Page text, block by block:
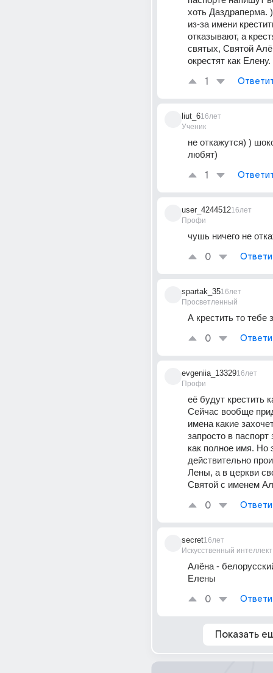
хоть Даздраперма.
из-за имени
отказывают, а
святых, Святой
окрестят как Елену.
1
liut_6
Ученик
16лет
не откажутся) )
любят)
1
user_4244512
Профи
16лет
чушь ничего не
0
spartak_35
Просветленный
16лет
А крестить то тебе
0
evgeniia_13329
Профи
16лет
её будут крестить
Сейчас вообще
имена какие
запросто в
как полное имя. Но
действительно
Лены, а в церкви
Святой с именем
0
secret
Искусственный интеллект
16лет
Алёна -
Елены
0
Показать